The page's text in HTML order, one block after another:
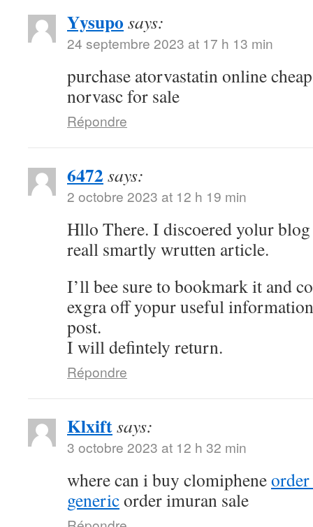
Yysupo says:
24 septembre 2023 at 17 h 13 min
purchase atorvastatin online
norvasc for sale
Répondre
6472 says:
2 octobre 2023 at 12 h 19 min
Hllo There. I discoered yolur
reall smartly wrutten article.
I’ll bee sure to bookmark it and
exgra off yopur useful
post.
I will defintely return.
Répondre
Klxiftsays:
3 octobre 2023 at 12 h 32 min
where can i buy clomiphene
genericorder imuran sale